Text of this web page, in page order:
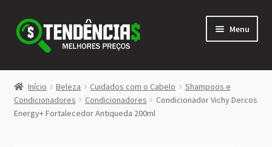
Pular
para
navegação
Pular
para
conteúdo
Menu
LOJA
<>
Início Beleza Cuidados com o Cabelo
Shampoos e
Condicionadores
Condicionadores
Condicionador Vichy Dercos
Energy+ Fortalecedor Antiqueda 200ml